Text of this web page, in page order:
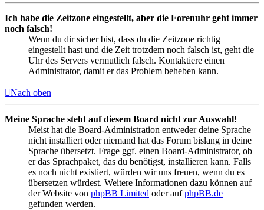
Ich habe die Zeitzone eingestellt, aber die Forenuhr geht immer
noch falsch!
Wenn du dir sicher bist, dass du die Zeitzone richtig
eingestellt hast und die Zeit trotzdem noch falsch ist, geht die
Uhr des Servers vermutlich falsch. Kontaktiere einen
Administrator, damit er das Problem beheben kann.
Nach oben
Meine Sprache steht auf diesem Board nicht zur Auswahl!
Meist hat die Board-Administration entweder deine Sprache
nicht installiert oder niemand hat das Forum bislang in deine
Sprache übersetzt. Frage ggf. einen Board-Administrator, ob
er das Sprachpaket, das du benötigst, installieren kann. Falls
es noch nicht existiert, würden wir uns freuen, wenn du es
übersetzen würdest. Weitere Informationen dazu können auf
der Website von phpBB Limited oder aufphpBB.de
gefunden werden.